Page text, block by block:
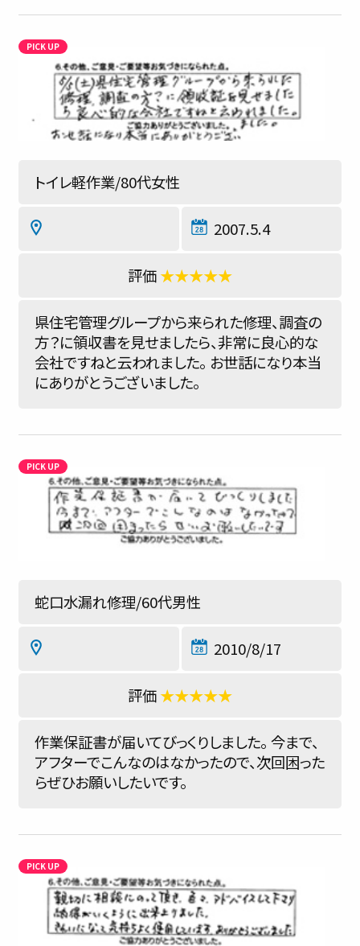
トイレ軽作業/80代女性
2007.5.4
★★★★★
県住宅管理グループから来られた修理、調査の
方？に領収書を見せましたら、非常に良心的な
会社ですねと云われました。 お世話になり本当
にありがとうございました。
蛇口水漏れ修理/60代男性
2010/8/17
★★★★★
作業保証書が届いてびっくりしました。 今まで、
アフターでこんなのはなかったので、次回困った
らぜひお願いしたいです。